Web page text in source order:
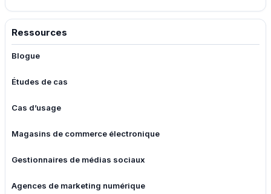
Ressources
Blogue
Études de cas
Cas d’usage
Magasins de commerce électronique
Gestionnaires de médias sociaux
Agences de marketing numérique